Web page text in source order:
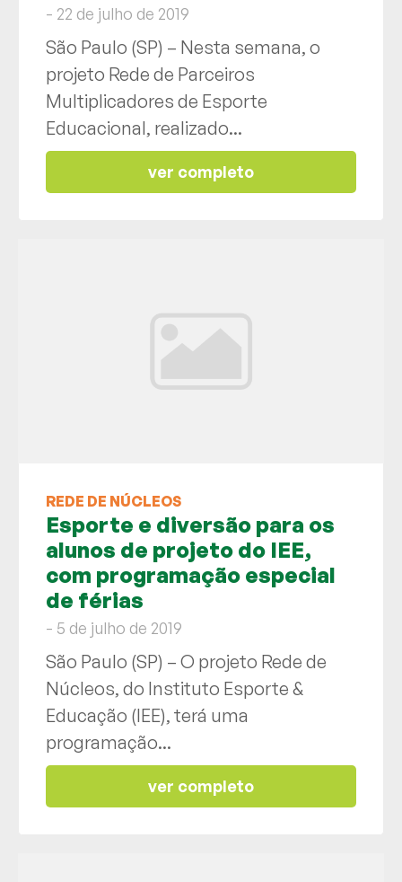
- 22 de julho de 2019
São Paulo (SP) – Nesta semana, o
projeto Rede de Parceiros
Multiplicadores de Esporte
Educacional, realizado...
ver completo
REDE DE NÚCLEOS
Esporte e diversão para os
alunos de projeto do IEE,
com programação especial
de férias
- 5 de julho de 2019
São Paulo (SP) – O projeto Rede de
Núcleos, do Instituto Esporte &
Educação (IEE), terá uma
programação...
ver completo